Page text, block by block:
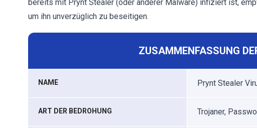
bereits mit Prynt Stealer (oder anderer Malware) infiziert ist,
um ihn unverzüglich zu beseitigen.
ZUSAMMENFASSUNG
NAME Prynt Stealer
ART DER BEDROHUNG Trojaner,